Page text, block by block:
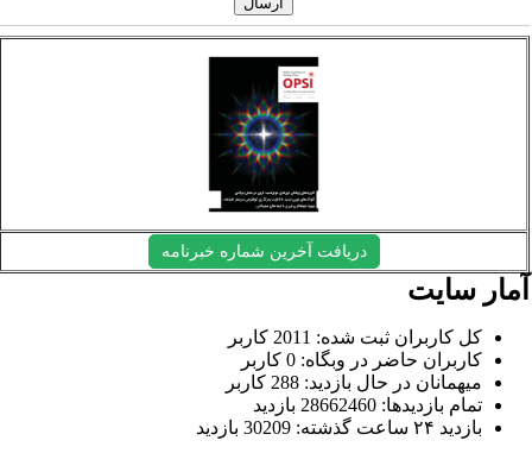
دریافت آخرین شماره خبرنامه
سایت
کل کاربران ثبت شده: 2011 کاربر
کاربران حاضر در وبگاه: 0 کاربر
میهمانان در حال بازدید: 288 کاربر
تمام بازدید‌ها: 28662460 بازدید
بازدید ۲۴ ساعت گذشته: 30209 بازدید